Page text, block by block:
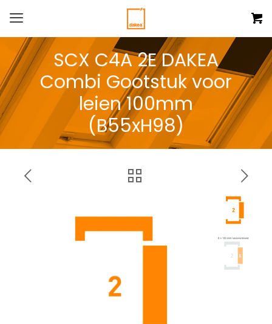
SCX C4A 2E DAKEA
Combi Gootstuk voor
leien 100mm
(B55xH98)